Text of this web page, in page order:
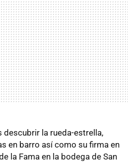
descubrir la rueda-estrella,
en barro así como su firma en
la Fama en la bodega de San